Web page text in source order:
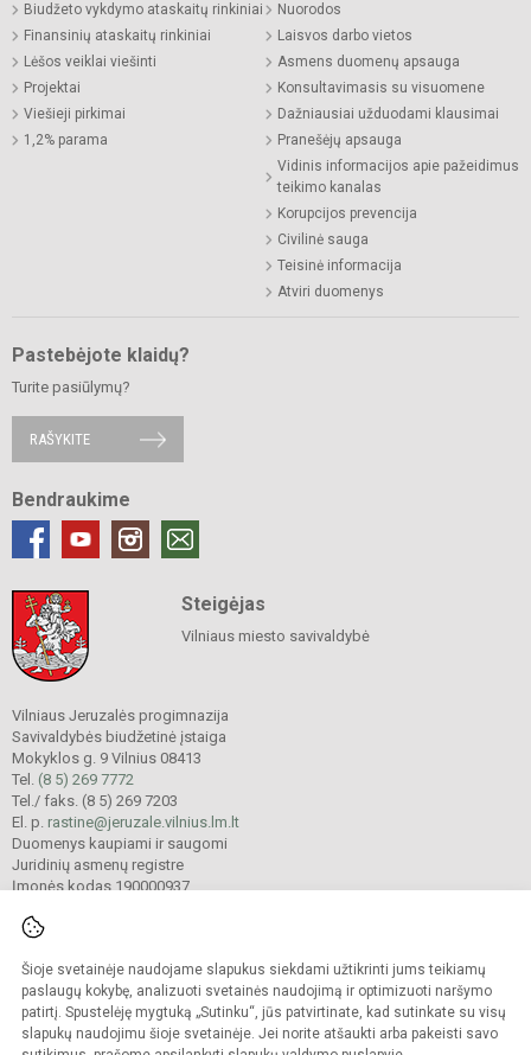
Šioje svetainėje naudojame slapukus siekdami užtikrinti jums teikiamų
paslaugų kokybę, analizuoti svetainės naudojimą ir optimizuoti naršymo
patirtį. Spustelėję mygtuką „Sutinku“, jūs patvirtinate, kad sutinkate su visų
slapukų naudojimu šioje svetainėje. Jei norite atšaukti arba pakeisti savo
Biudžeto vykdymo ataskaitų rinkiniai
Finansinių ataskaitų rinkiniai
Lėšos veiklai viešinti
Projektai
Viešieji pirkimai
1,2% parama
Nuorodos
Laisvos darbo vietos
Asmens duomenų apsauga
Konsultavimasis su visuomene
Dažniausiai užduodami klausimai
Pranešėjų apsauga
Vidinis informacijos apie pažeidimus
teikimo kanalas
Korupcijos prevencija
Civilinė sauga
Teisinė informacija
Atviri duomenys
Pastebėjote klaidų?
Turite pasiūlymų?
RAŠYKITE
Bendraukime
Steigėjas
Vilniaus miesto savivaldybė
Vilniaus Jeruzalės progimnazija
Savivaldybės biudžetinė įstaiga
Mokyklos g. 9 Vilnius 08413
Tel. (8 5) 269 7772
Tel./ faks. (8 5) 269 7203
El. p. rastine@jeruzale.vilnius.lm.lt
Duomenys kaupiami ir saugomi
Juridinių asmenų registre
Įmonės kodas 190000937
© 2024. Vilniaus Jeruzalės progimnazija. Visos teisės saugomos.
Kopijuoti turinį be raštiško gimnazijos sutikimo griežtai draudžiama.
Prieinamumo paraiška Slapukų valdymas